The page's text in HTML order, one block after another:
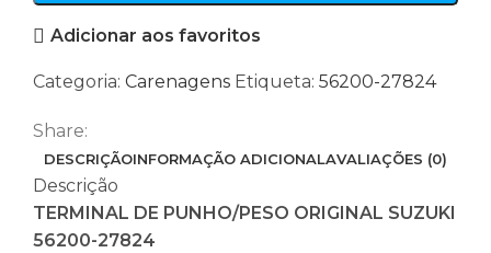
ORIGINAL
56200-
27824
Adicionar aos favoritos
Categoria: Carenagens Etiqueta: 56200-27824
Share:
DESCRIÇÃOINFORMAÇÃO ADICIONALAVALIAÇÕES (0)
Descrição
TERMINAL DE PUNHO/PESO ORIGINAL SUZUKI
56200-27824